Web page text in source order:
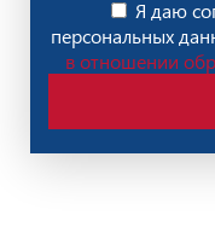
Я даю
персональных
в отношении